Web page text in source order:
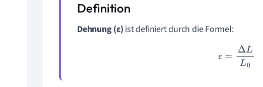
Dehnung (ε) ist definiert durch die Formel:
ε ε=ΔLL0